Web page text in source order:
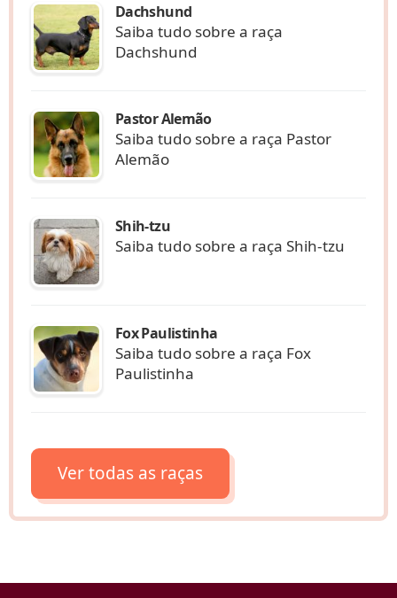
Dachshund
Saiba tudo sobre a raça
Dachshund
Pastor Alemão
Saiba tudo sobre a raça Pastor
Alemão
Shih-tzu
Saiba tudo sobre a raça Shih-tzu
Fox Paulistinha
Saiba tudo sobre a raça Fox
Paulistinha
Ver todas as raças